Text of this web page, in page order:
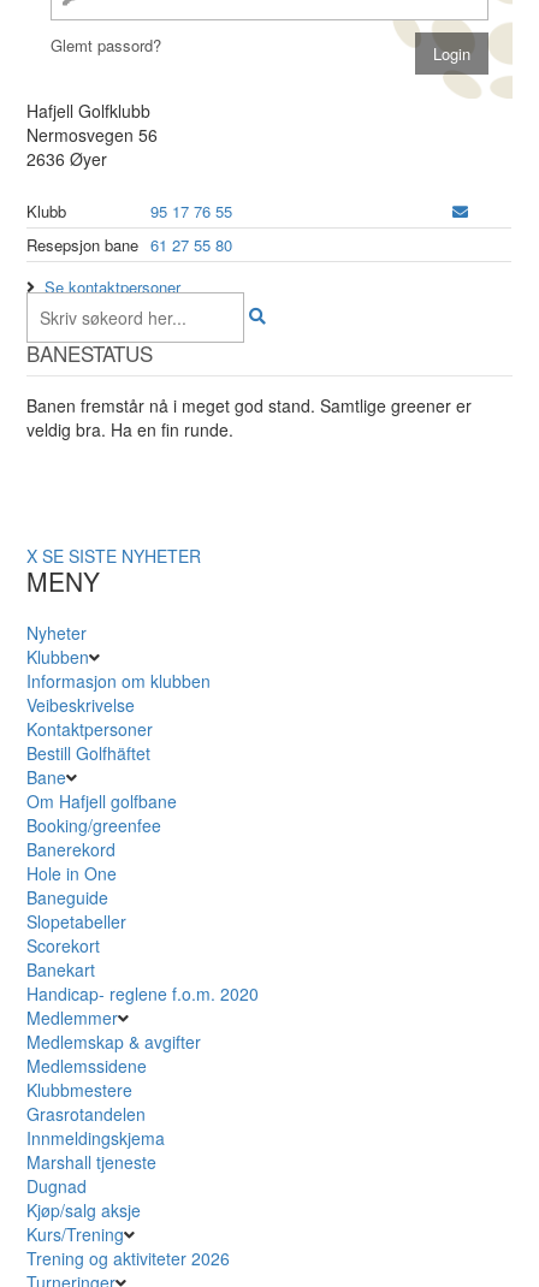
Glemt passord?
Hafjell Golfklubb
Nermosvegen 56
2636 Øyer
Klubb
95 17 76 55
Resepsjon bane 61 27 55 80
Se kontaktpersoner
BANESTATUS
Banen fremstår nå i meget god stand. Samtlige greener er
veldig bra. Ha en fin runde.
X SE SISTE NYHETER
MENY
Nyheter
Klubben
Informasjon om klubben
Veibeskrivelse
Kontaktpersoner
Bestill Golfhäftet
Bane
Om Hafjell golfbane
Booking/greenfee
Banerekord
Hole in One
Baneguide
Slopetabeller
Scorekort
Banekart
Handicap- reglene f.o.m. 2020
Medlemmer
Medlemskap & avgifter
Medlemssidene
Klubbmestere
Grasrotandelen
Innmeldingskjema
Marshall tjeneste
Dugnad
Kjøp/salg aksje
Kurs/Trening
Trening og aktiviteter 2026
Turneringer